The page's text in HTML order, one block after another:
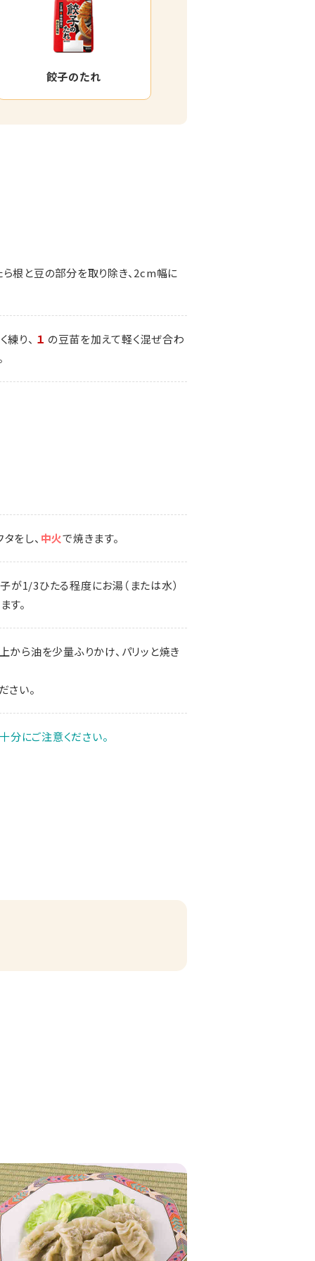
餃子のたれ
根と豆の部分を取り除き、2cm幅に
練り、 １ の豆苗を加えて軽く混ぜ合わ
をし、 中火で焼きます。
が1/3ひたる程度にお湯（または水）
す。
から油を少量ふりかけ、パリッと焼き
さい。
にご注意ください。